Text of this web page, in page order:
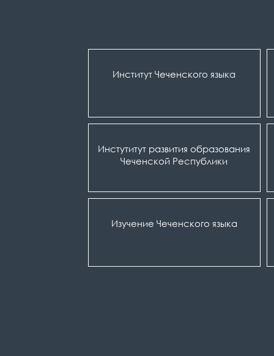
Институт Чеченского языка
Инстутитут развития образования
Чеченской Республики
Изучение Чеченского языка